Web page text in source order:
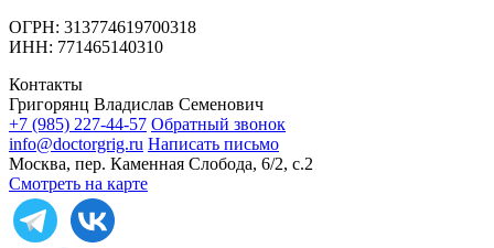
ОГРН: 313774619700318
ИНН: 771465140310
Контакты
Григорянц Владислав Семенович
+7 (985) 227-44-57 Обратный звонок
info@doctorgrig.ru Написать письмо
Москва, пер. Каменная Слобода, 6/2, с.2
Смотреть на карте